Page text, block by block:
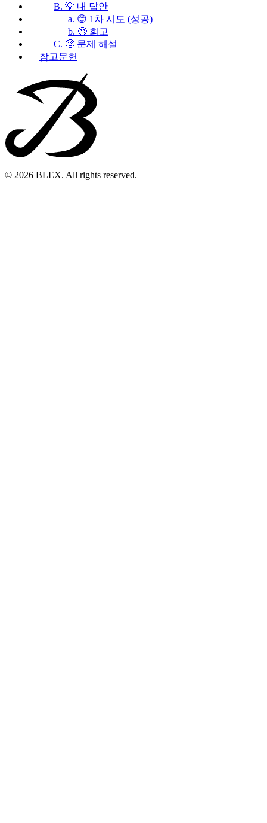
B. 💡 내 답안
a. 😊 1차 시도 (성공)
b. 🙄 회고
C. 🧐 문제 해설
참고문헌
© 2026 BLEX. All rights reserved.